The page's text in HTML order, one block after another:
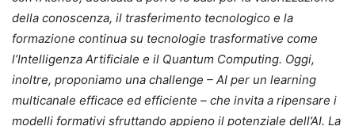
della conoscenza, il trasferimento tecnologico e la
formazione continua su tecnologie trasformative come
l’Intelligenza Artificiale e il Quantum Computing. Oggi,
inoltre, proponiamo una challenge – AI per un learning
multicanale efficace ed efficiente – che invita a ripensare i
modelli formativi sfruttando appieno il potenziale dell’AI. La